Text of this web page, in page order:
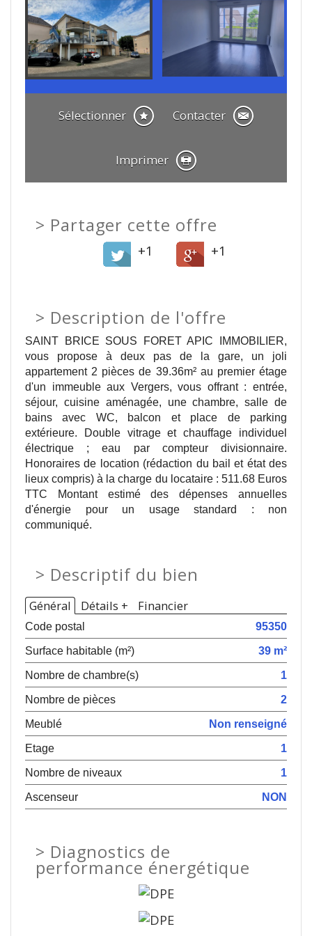
Sélectionner Contacter
Imprimer
Partager cette offre
+1 +1
> Description de l'offre
SAINT BRICE SOUS FORET APIC IMMOBILIER,
vous propose à deux pas de la gare, un joli
appartement 2 pièces de 39.36m² au premier étage
d'un immeuble aux Vergers, vous offrant : entrée,
séjour, cuisine aménagée, une chambre, salle de
bains avec WC, balcon et place de parking
extérieure. Double vitrage et chauffage individuel
électrique ; eau par compteur divisionnaire.
Honoraires de location (rédaction du bail et état des
lieux compris) à la charge du locataire : 511.68 Euros
TTC Montant estimé des dépenses annuelles
d'énergie pour un usage standard : non
communiqué.
> Descriptif du bien
Général Détails + Financier
Code postal
95350
Surface habitable (m²)
39 m²
Nombre de chambre(s)
1
Nombre de pièces
2
Meublé
Non renseigné
Etage
1
Nombre de niveaux
1
Ascenseur
NON
> Diagnostics de
performance énergétique